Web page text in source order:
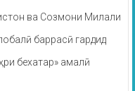
ва Созмони Милали
баррасӣ гардид
бехатар» амалӣ